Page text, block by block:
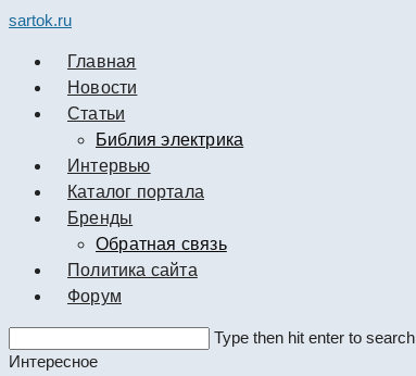
sartok.ru
Главная
Новости
Cтатьи
Библия электрика
Интервью
Каталог портала
Бренды
Обратная связь
Политика сайта
Форум
this
Type then hit enter to search
Интересное